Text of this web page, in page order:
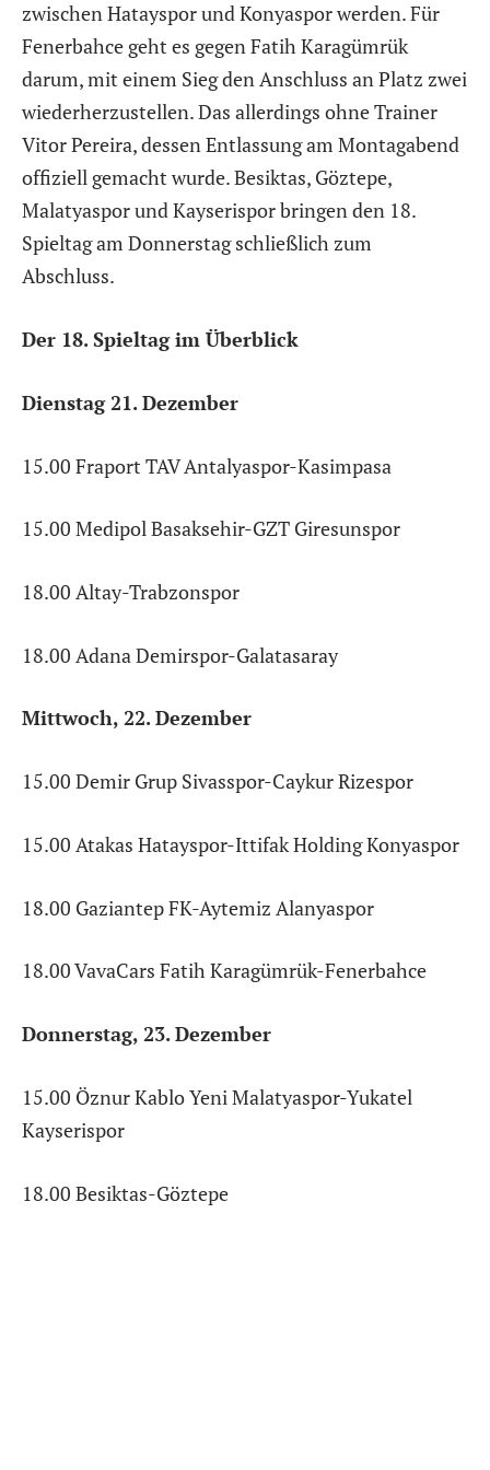
zwischen Hatayspor und Konyaspor werden. Für
Fenerbahce geht es gegen Fatih Karagümrük
darum, mit einem Sieg den Anschluss an Platz zwei
wiederherzustellen. Das allerdings ohne Trainer
Vitor Pereira, dessen Entlassung am Montagabend
offiziell gemacht wurde. Besiktas, Göztepe,
Malatyaspor und Kayserispor bringen den 18.
Spieltag am Donnerstag schließlich zum
Abschluss.
Der 18. Spieltag im Überblick
Dienstag 21. Dezember
15.00 Fraport TAV Antalyaspor-Kasimpasa
15.00 Medipol Basaksehir-GZT Giresunspor
18.00 Altay-Trabzonspor
18.00 Adana Demirspor-Galatasaray
Mittwoch, 22. Dezember
15.00 Demir Grup Sivasspor-Caykur Rizespor
15.00 Atakas Hatayspor-Ittifak Holding Konyaspor
18.00 Gaziantep FK-Aytemiz Alanyaspor
18.00 VavaCars Fatih Karagümrük-Fenerbahce
Donnerstag, 23. Dezember
15.00 Öznur Kablo Yeni Malatyaspor-Yukatel
Kayserispor
18.00 Besiktas-Göztepe